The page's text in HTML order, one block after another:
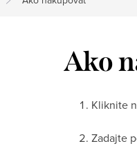
Domov
Ako
Kliknite
Zadajte